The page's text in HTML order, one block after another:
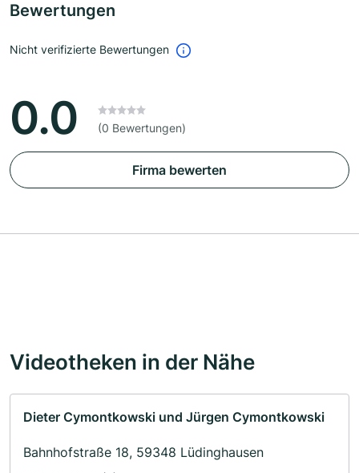
Bewertungen
Nicht verifizierte Bewertungen
0.0 (0 Bewertungen)
Firma bewerten
Videotheken in der Nähe
Dieter Cymontkowski und Jürgen Cymontkowski
Bahnhofstraße 18, 59348 Lüdinghausen